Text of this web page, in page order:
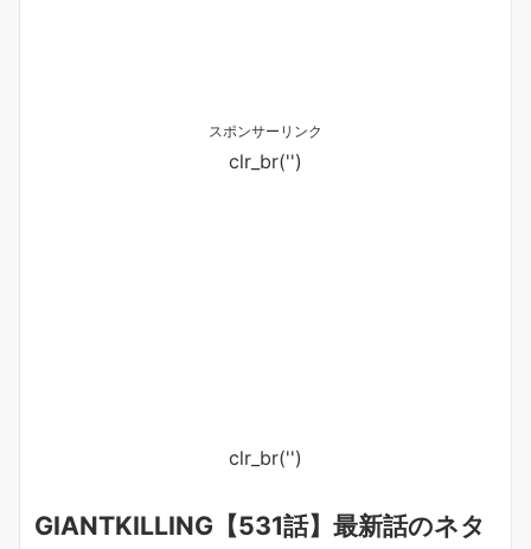
スポンサーリンク
clr_br('')
clr_br('')
GIANTKILLING【531話】最新話のネタ